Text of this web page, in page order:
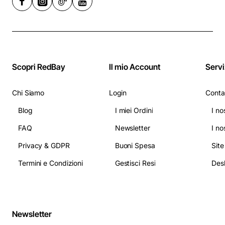
Scopri RedBay
Chi Siamo
Blog
FAQ
Privacy & GDPR
Termini e Condizioni
Il mio Account
Login
I miei Ordini
Newsletter
Buoni Spesa
Gestisci Resi
I
I
Newsletter